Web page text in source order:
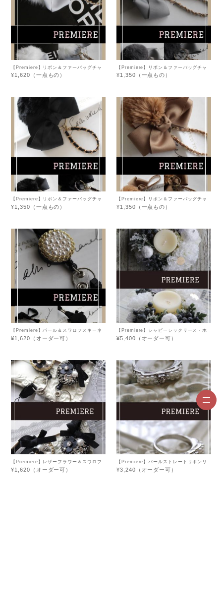
【Premiere】リボン＆ファーバッグチャ
ーム・ホワイト×グレーリボン
¥1,620（一点もの）
【Premiere】リボン＆ファーバッグチャ
ーム・グレー
¥1,350（一点もの）
【Premiere】リボン＆ファーバッグチャ
ーム・ブラック
¥1,350（一点もの）
【Premiere】リボン＆ファーバッグチャ
ーム・キャメル
¥1,350（一点もの）
【Premiere】パール＆スワロフスキーネ
ックストラップ（ゴールド×ホワイト）
¥1,620（オーダー可）
【Premiere】シャビーシックリース・ホ
ワイト
¥5,400（オーダー可）
【Premiere】レザーフラワー＆スワロフ
スキーネックストラップ
¥1,620（オーダー可）
【Premiere】パールストレートリボンリ
ング
¥3,240（オーダー可）